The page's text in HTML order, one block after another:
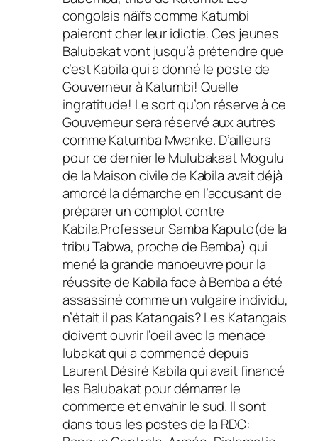
congolais näïfs comme Katumbi
paieront cher leur idiotie. Ces jeunes
Balubakat vont jusqu’à prétendre que
c’est Kabila qui a donné le poste de
Gouverneur à Katumbi! Quelle
ingratitude! Le sort qu’on réserve à ce
Gouverneur sera réservé aux autres
comme Katumba Mwanke. D’ailleurs
pour ce dernier le Mulubakaat Mogulu
de la Maison civile de Kabila avait déjà
amorcé la démarche en l’accusant de
préparer un complot contre
Kabila.Professeur Samba Kaputo(de la
tribu Tabwa, proche de Bemba) qui
mené la grande manoeuvre pour la
réussite de Kabila face à Bemba a été
assassiné comme un vulgaire individu,
n’était il pas Katangais? Les Katangais
doivent ouvrir l’oeil avec la menace
lubakat qui a commencé depuis
Laurent Désiré Kabila qui avait financé
les Balubakat pour démarrer le
commerce et envahir le sud. Il sont
dans tous les postes de la RDC: